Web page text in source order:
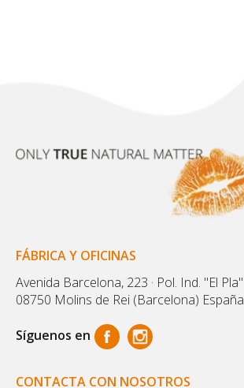
FÁBRICA Y OFICINAS
Avenida Barcelona, 223 · Pol. Ind. "El Pla"
08750 Molins de Rei (Barcelona) España
Síguenos en
CONTACTA CON NOSOTROS